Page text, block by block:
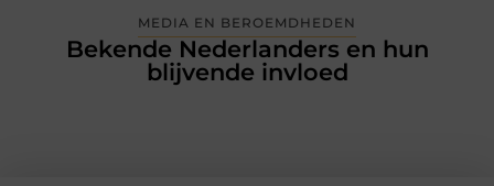
MEDIA EN BEROEMDHEDEN
Bekende Nederlanders en hun
blijvende invloed